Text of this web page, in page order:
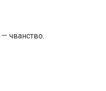
— чванство.